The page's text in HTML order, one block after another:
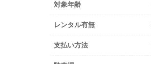
対象年齢
レンタル有無
支払い方法